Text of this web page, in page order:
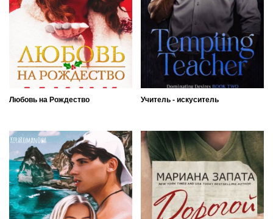
Любовь на Рождество Учитель - искуситель